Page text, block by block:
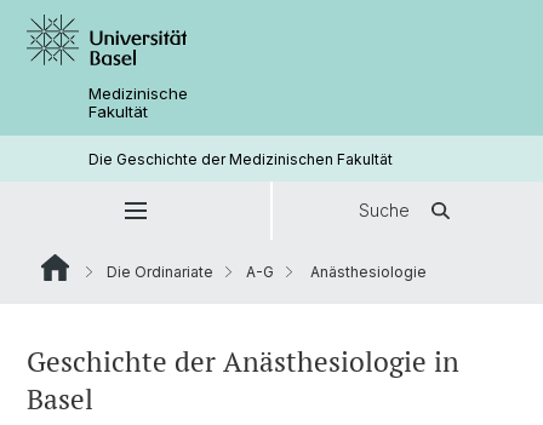
Medizinische
Fakultät
Die Geschichte der Medizinischen Fakultät
Suche
Die Ordinariate A-G Anästhesiologie
Geschichte der Anästhesiologie in
Basel